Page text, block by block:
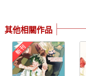
其他相關作品